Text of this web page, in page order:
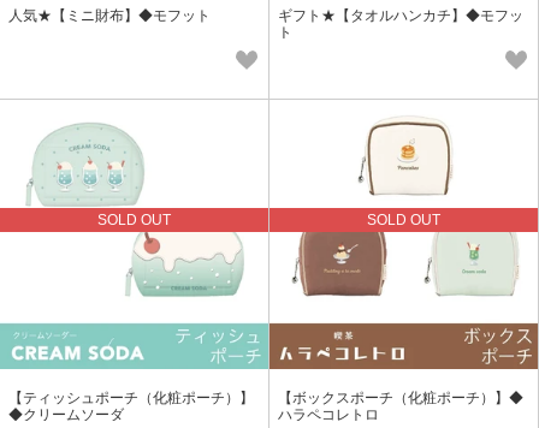
人気★【ミニ財布】◆モフット
ギフト★【タオルハンカチ】◆モフッ
ト
SOLD OUT
【ティッシュポーチ（化粧ポーチ）】
◆クリームソーダ
SOLD OUT
【ボックスポーチ（化粧ポーチ）】◆
ハラペコレトロ